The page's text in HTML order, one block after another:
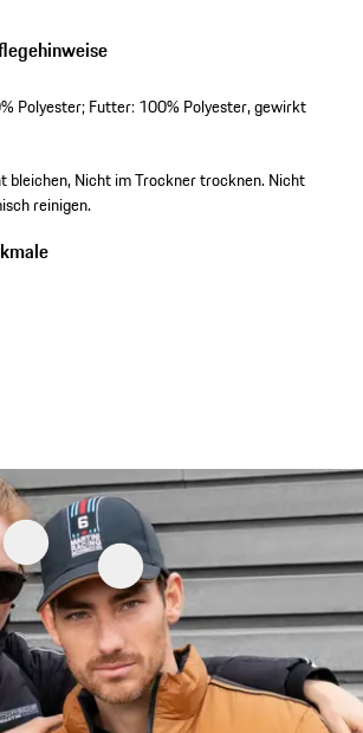
Polyester; Futter: 100% Polyester, gewirkt
bleichen, Nicht im Trockner trocknen. Nicht
reinigen.